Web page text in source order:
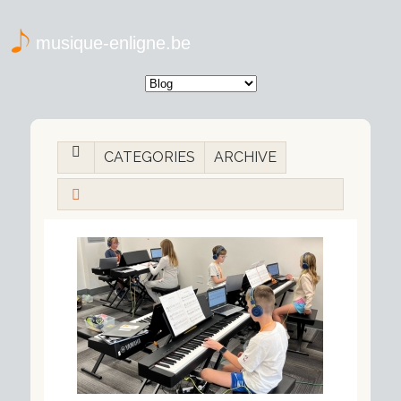
musique-enligne.be
CATEGORIES ARCHIVE